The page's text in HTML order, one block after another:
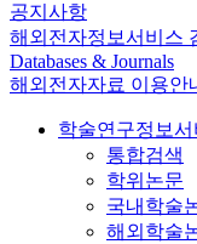
공지사항
해외전자정보서비스
Databases & Journals
해외전자자료 이용안
학술연구정보서
통합검색
학위논문
국내학술
해외학술